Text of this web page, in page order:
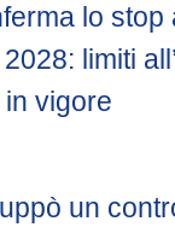
lo stop
limiti
vigore
un